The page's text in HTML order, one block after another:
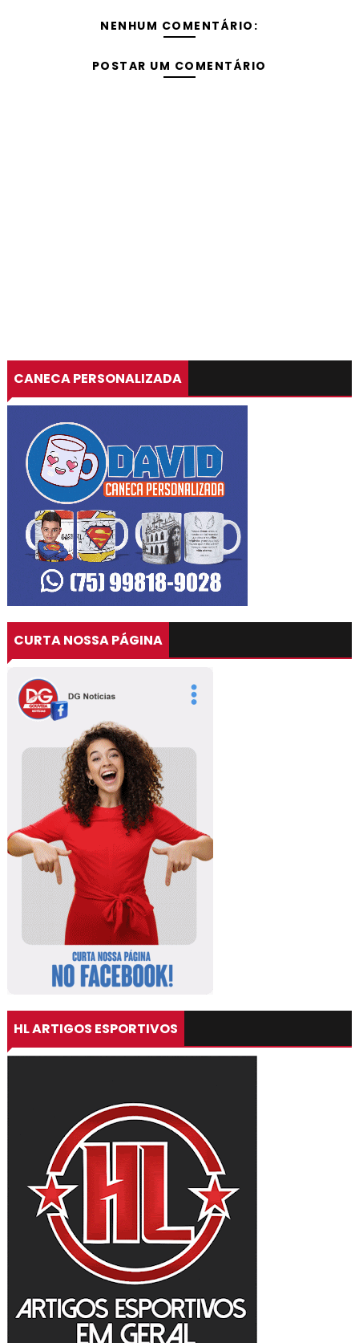
NENHUM COMENTÁRIO:
POSTAR UM COMENTÁRIO
CANECA PERSONALIZADA
CURTA NOSSA PÁGINA
HL ARTIGOS ESPORTIVOS